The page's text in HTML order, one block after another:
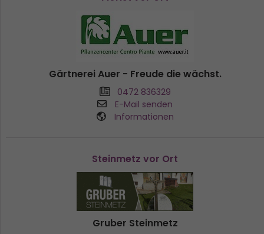
Gärtnerei Auer - Freude die wächst.
0472 836329
E-Mail senden
Informationen
Steinmetz vor Ort
Gruber Steinmetz